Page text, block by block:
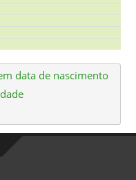
data de nascimento